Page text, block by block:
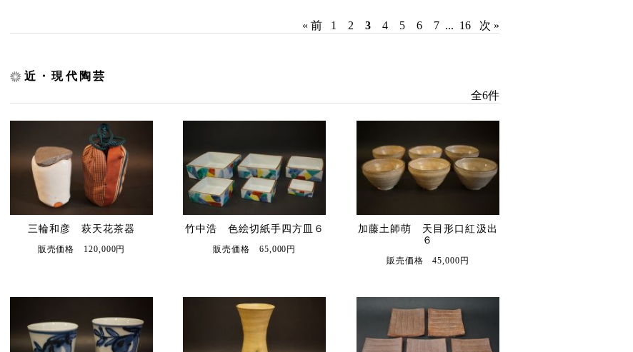
« 前 1 2 3 4 5 6 7 ... 16 次 »
近・現代陶芸
全6件
三輪和彦 萩天花茶器
販売価格 120,000円
竹中浩 色絵切紙手四方皿６
販売価格 65,000円
加藤土師萌 天目形口紅汲出
６
販売価格 45,000円